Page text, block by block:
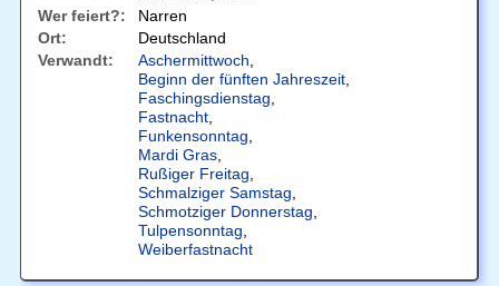
Wer feiert?:
Narren
Ort:
Deutschland
Verwandt:
Aschermittwoch,
Beginn der fünften Jahreszeit,
Faschingsdienstag,
Fastnacht,
Funkensonntag,
Mardi Gras,
Rußiger Freitag,
Schmalziger Samstag,
Schmotziger Donnerstag,
Tulpensonntag,
Weiberfastnacht